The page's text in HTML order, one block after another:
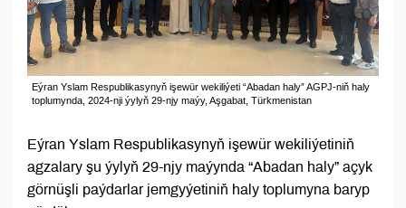
Eýran Yslam Respublikasynyň işewür wekiliýeti “Abadan haly” AGPJ-niň haly
toplumynda, 2024-nji ýylyň 29-njy maýy, Aşgabat, Türkmenistan
Eýran Yslam Respublikasynyň işewür wekiliýetiniň
agzalary şu ýylyň 29-njy maýynda “Abadan haly” açyk
görnüşli paýdarlar jemgyýetiniň haly toplumyna baryp